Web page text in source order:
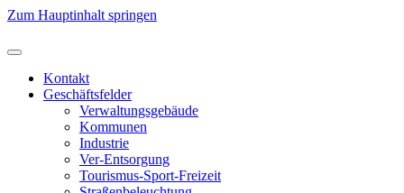
Zum Hauptinhalt springen
Kontakt
Geschäftsfelder
Verwaltungsgebäude
Kommunen
Industrie
Ver-Entsorgung
Tourismus-Sport-Freizeit